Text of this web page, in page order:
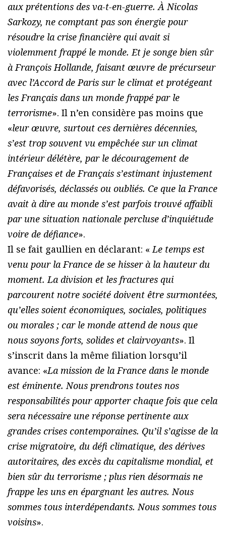
aux prétentions des va-t-en-guerre. À Nicolas
Sarkozy, ne comptant pas son énergie pour
résoudre la crise financière qui avait si
violemment frappé le monde. Et je songe bien sûr
à François Hollande, faisant œuvre de précurseur
avec l’Accord de Paris sur le climat et protégeant
les Français dans un monde frappé par le
terrorisme». Il n’en considère pas moins que
«leur œuvre, surtout ces dernières décennies,
s’est trop souvent vu empêchée sur un climat
intérieur délétère, par le découragement de
Françaises et de Français s’estimant injustement
défavorisés, déclassés ou oubliés. Ce que la France
avait à dire au monde s’est parfois trouvé affaibli
par une situation nationale percluse d’inquiétude
voire de défiance».
Il se fait gaullien en déclarant: « Le temps est
venu pour la France de se hisser à la hauteur du
moment. La division et les fractures qui
parcourent notre société doivent être surmontées,
qu’elles soient économiques, sociales, politiques
ou morales ; car le monde attend de nous que
nous soyons forts, solides et clairvoyants». Il
s’inscrit dans la même filiation lorsqu’il
avance: «La mission de la France dans le monde
est éminente. Nous prendrons toutes nos
responsabilités pour apporter chaque fois que cela
sera nécessaire une réponse pertinente aux
grandes crises contemporaines. Qu’il s’agisse de la
crise migratoire, du défi climatique, des dérives
autoritaires, des excès du capitalisme mondial, et
bien sûr du terrorisme ; plus rien désormais ne
frappe les uns en épargnant les autres. Nous
sommes tous interdépendants. Nous sommes tous
voisins».